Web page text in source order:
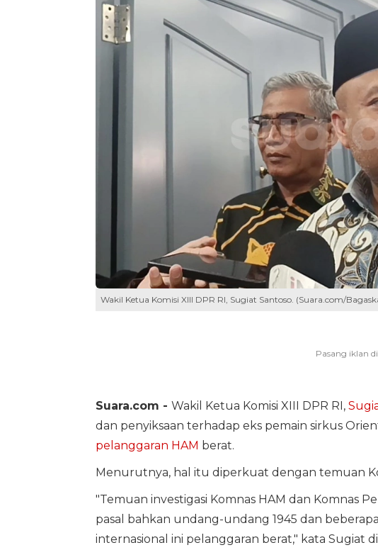
Wakil Ketua Komisi XIII DPR RI, Sugiat Santoso. (Suara.com/
Suara.com - Wakil Ketua Komisi XIII DPR RI,
dan penyiksaan terhadap eks pemain sirkus
pelanggaran HAM berat.
Menurutnya, hal itu diperkuat dengan temuan
"Temuan investigasi Komnas HAM dan Komnas
pasal bahkan undang-undang 1945 dan
internasional ini pelanggaran berat," kata Sugiat